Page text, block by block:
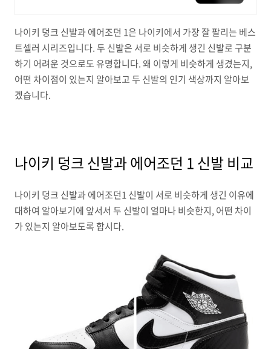
드
나이키 덩크 신발과 에어조던 1은 나이키에서 가장 잘 팔리는 베스
트셀러 시리즈입니다. 두 신발은 서로 비슷하게 생긴 신발로 구분
하기 어려운 것으로도 유명합니다. 왜 이렇게 비슷하게 생겼는지,
어떤 차이점이 있는지 알아보고 두 신발의 인기 색상까지 알아보
겠습니다.
나이키 덩크 신발과 에어조던 1 신발 비교
나이키 덩크 신발과 에어조던1 신발이 서로 비슷하게 생긴 이유에
대하여 알아보기에 앞서서 두 신발이 얼마나 비슷한지, 어떤 차이
가 있는지 알아보도록 합시다.